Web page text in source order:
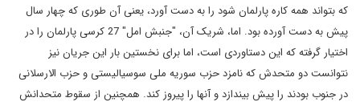
که بتواند همه کاره پارلمان شود را به دست آورد، یعنی آن طوری که چهار سال
پیش به دست آورده بود. اما، شریک آن، "جنبش امل" 27 کرسی پارلمان را در
اختیار گرفته که این دستاوردی است، اما برای نخستین بار این جریان نیز
نتوانست دو متحدش که نامزد حزب سوریه ملی سوسیالیستی و حزب الارسلانی
در جنوب بودند را پیش بیندازد و آنها را پیروز کند. همچنین از سقوط متحدانش